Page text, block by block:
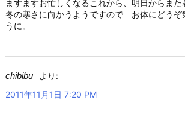
ますますお忙しくなるこれから、明日からまた
冬の寒さに向かうようですので お体にどうぞ
うに。
chibibu
より:
2011年11月1日 7:20 PM